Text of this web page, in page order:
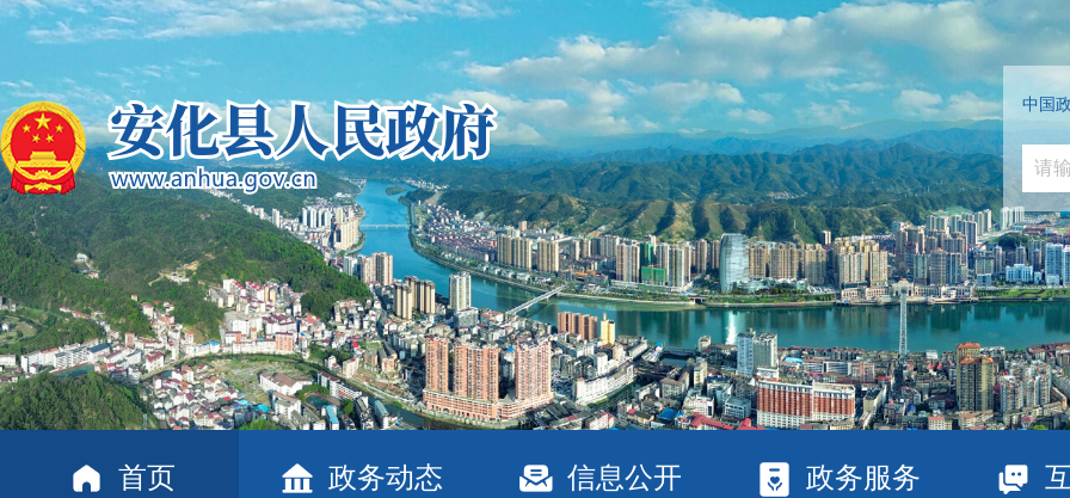
中国
首页 政务动态 信息公开 政务服务